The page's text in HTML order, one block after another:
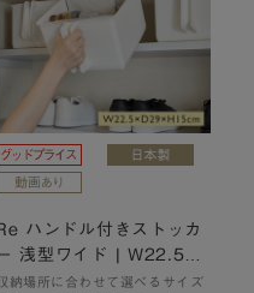
ハンドル付きストッカ
浅型ワイド | W22.5×
納場所に合わせて選べるサイズ